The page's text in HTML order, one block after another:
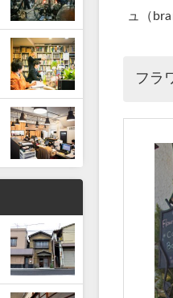
ュ（
フラ